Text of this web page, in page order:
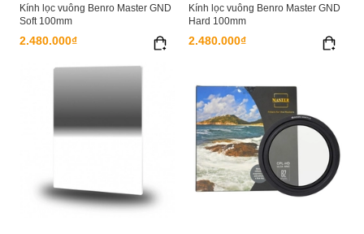
Kính lọc vuông Benro Master GND
Soft 100mm
2.480.000₫
Kính lọc vuông Benro Master GND
Hard 100mm
2.480.000₫